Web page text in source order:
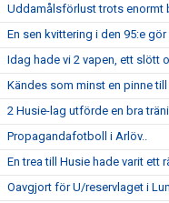
Uddamålsförlust trots enormt
En sen kvittering i den 95:e
Idag hade vi 2 vapen, ett slött
Kändes som minst en pinne till
2 Husie-lag utförde en bra
Propagandafotboll i Arlöv..
En trea till Husie hade varit ett
Oavgjort för U/reservlaget i